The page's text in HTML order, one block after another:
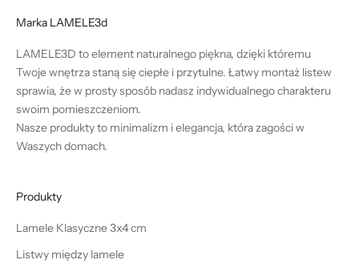
Marka LAMELE3d
LAMELE3D to element naturalnego piękna, dzięki któremu
Twoje wnętrza staną się ciepłe i przytulne. Łatwy montaż listew
sprawia, że w prosty sposób nadasz indywidualnego charakteru
swoim pomieszczeniom.
Nasze produkty to minimalizm i elegancja, która zagości w
Waszych domach.
Produkty
Lamele Klasyczne 3x4 cm
Listwy między lamele